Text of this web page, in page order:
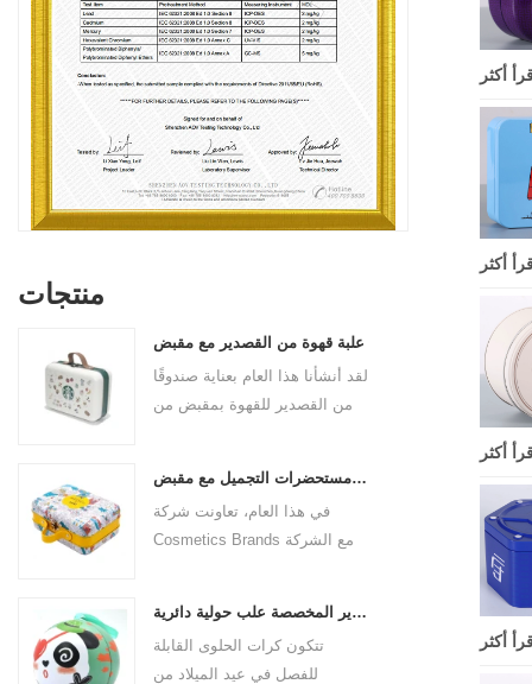
منتجات
علبة قهوة من القصدير مع مقبض
لقد أنشأنا هذا العام بعناية صندوقًا
من القصدير للقهوة بمقبض من
ملم. إنها مصنوعة من صفيحة
مقصدرة صالحة للطعام وسمك
المادة 0.23 مم.
علبة مستحضرات التجميل مع مقبض
في هذا العام، تعاونت شركة
Cosmetics Brands مع الشركة
مستحضرات تجميل بمقبض يجمع
بين الجمال والتطبيق العملي. هذه
علب القصدير المخصصة علب حولية دائرية
تتكون كرات الحلوى القابلة
للفصل في عيد الميلاد من
أكثر
أكثر
أكثر
أكثر